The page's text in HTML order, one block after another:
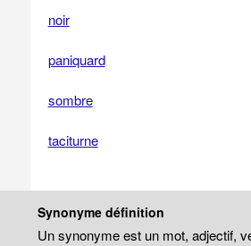
noir
paniquard
sombre
taciturne
Synonyme définition
Un synonyme est un mot, adjectif,